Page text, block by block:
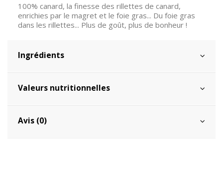
100% canard, la finesse des rillettes de canard,
enrichies par le magret et le foie gras... Du foie gras
dans les rillettes... Plus de goût, plus de bonheur !
Ingrédients
Valeurs nutritionnelles
Avis (0)